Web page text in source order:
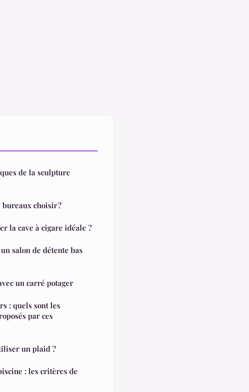
de la sculpture
bureaux choisir ?
la cave à cigare idéale ?
salon de détente bas
un carré potager
: quels sont les
par ces
un plaid ?
: les critères de